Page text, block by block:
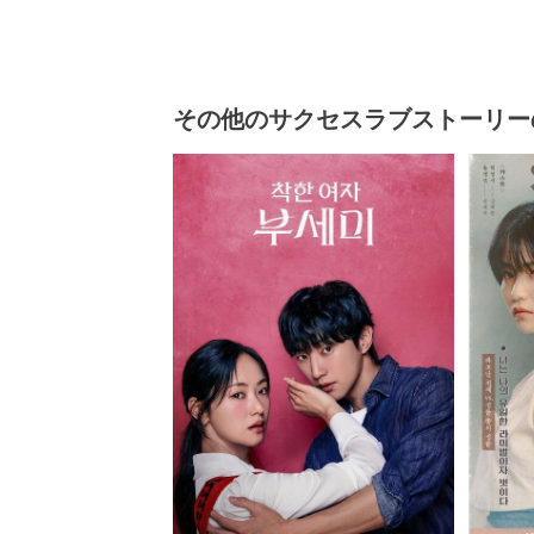
その他のサクセスラブストーリ